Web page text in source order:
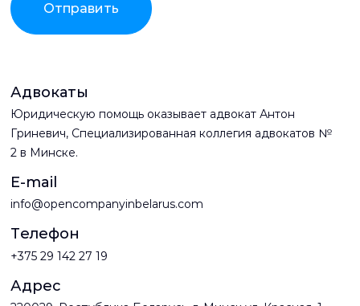
Отправить
Адвокаты
Юридическую помощь оказывает адвокат Антон
Гриневич, Специализированная коллегия адвокатов №
2 в Минске.
E-mail
info@opencompanyinbelarus.com
Телефон
+375 29 142 27 19
Адрес